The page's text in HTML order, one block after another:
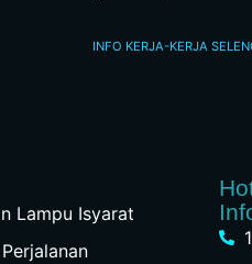
INFO KERJA-KERJA
Lampu Isyarat